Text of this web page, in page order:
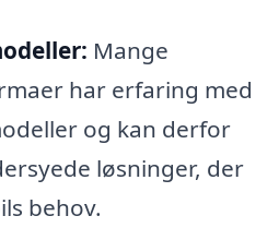
Mange
har erfaring med
og kan derfor
løsninger, der
behov.